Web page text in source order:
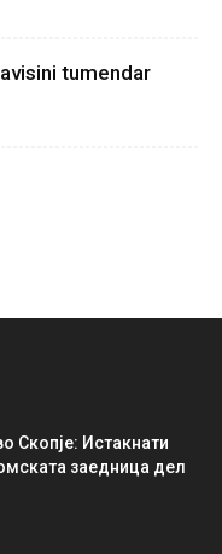
tumendar
Скопје: Истакнати
заедница дел